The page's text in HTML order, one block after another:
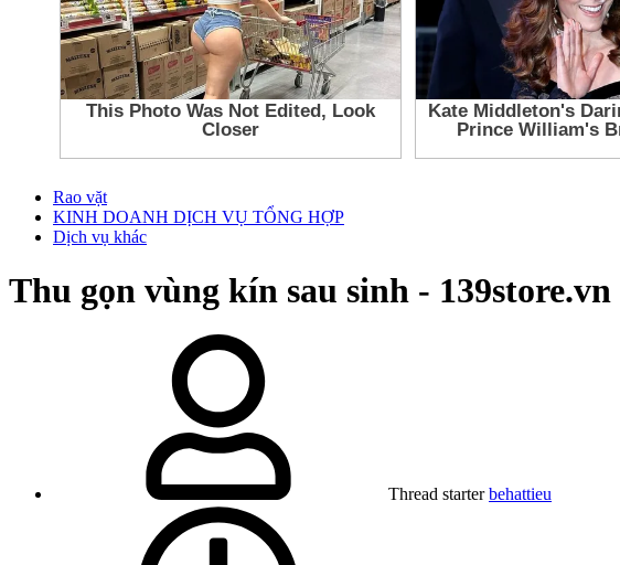
Rao vặt
KINH DOANH DỊCH VỤ TỔNG HỢP
Dịch vụ khác
Thu gọn vùng kín sau sinh - 139store.vn
Thread starter behattieu